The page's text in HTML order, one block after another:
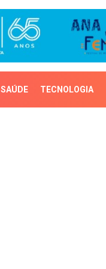
SAÚDE TECNOLOGIA